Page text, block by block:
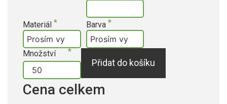
Materiál Barva
Množství
Cena celkem
Přidat do košíku